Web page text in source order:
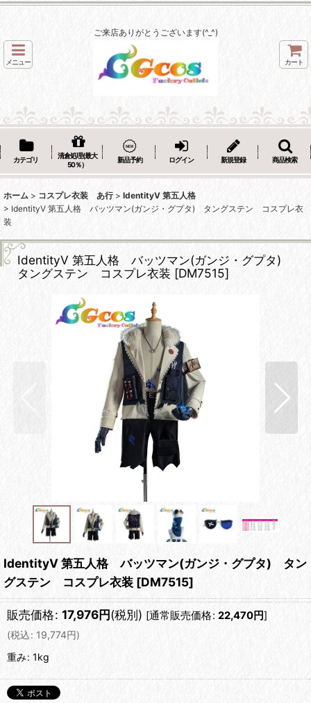
ご来店ありがとうございます(^_^)
メニュー カート
カテゴリ
清倉処理(最大
50％）
新品予約 ログイン 新規登録 商品検索
ホーム > コスプレ衣装 あ行 > IdentityV 第五人格
> IdentityV 第五人格 バッツマン(ガンジ・グプタ) タングステン コスプレ衣
装
IdentityV 第五人格 バッツマン(ガンジ・グプタ)
タングステン コスプレ衣装 [DM7515]
IdentityV 第五人格 バッツマン(ガンジ・グプタ) タン
グステン コスプレ衣装 [DM7515]
販売価格: 17,976円(税別) [通常販売価格: 22,470円]
(税込: 19,774円)
重み: 1kg